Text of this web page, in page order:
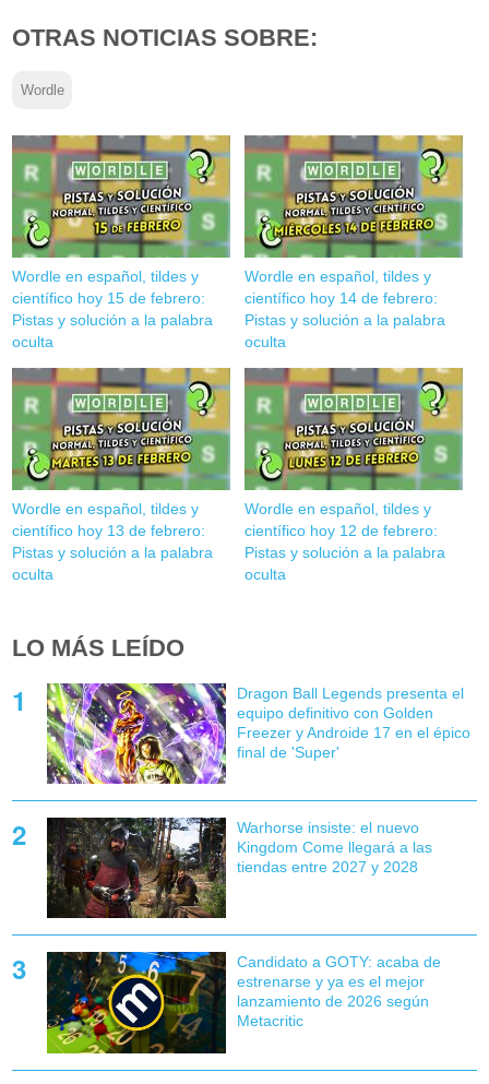
OTRAS NOTICIAS SOBRE:
Wordle
Wordle en español, tildes y
científico hoy 15 de febrero:
Pistas y solución a la palabra
oculta
Wordle en español, tildes y
científico hoy 14 de febrero:
Pistas y solución a la palabra
oculta
Wordle en español, tildes y
científico hoy 13 de febrero:
Pistas y solución a la palabra
oculta
Wordle en español, tildes y
científico hoy 12 de febrero:
Pistas y solución a la palabra
oculta
LO MÁS LEÍDO
Dragon Ball Legends presenta el
equipo definitivo con Golden
Freezer y Androide 17 en el épico
final de 'Super'
Warhorse insiste: el nuevo
Kingdom Come llegará a las
tiendas entre 2027 y 2028
Candidato a GOTY: acaba de
estrenarse y ya es el mejor
lanzamiento de 2026 según
Metacritic